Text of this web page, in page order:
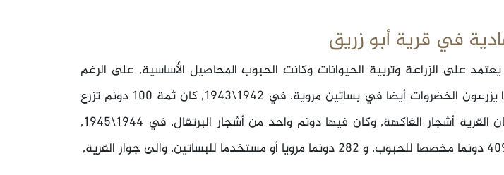
في قرية أبو زريق
على الزراعة وتربية الحيوانات وكانت الحبوب المحاصيل الأساسية, على الرغم
من أن السكان كانوا يزرعون الخضروات أيضا في بساتين مروية. في 1942\1943, كان ثمة 100 دونم تزرع
زيتونا. كما زرع سكان القرية أشجار الفاكهة, وكان فيها دونم واحد من أشجار البرتقال. في 1944\1945,